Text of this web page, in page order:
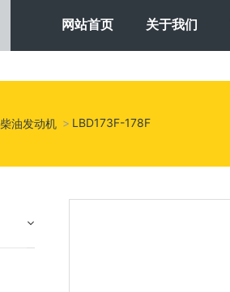
柴油发动机 LBD173F-178F
网站首页 关于我们